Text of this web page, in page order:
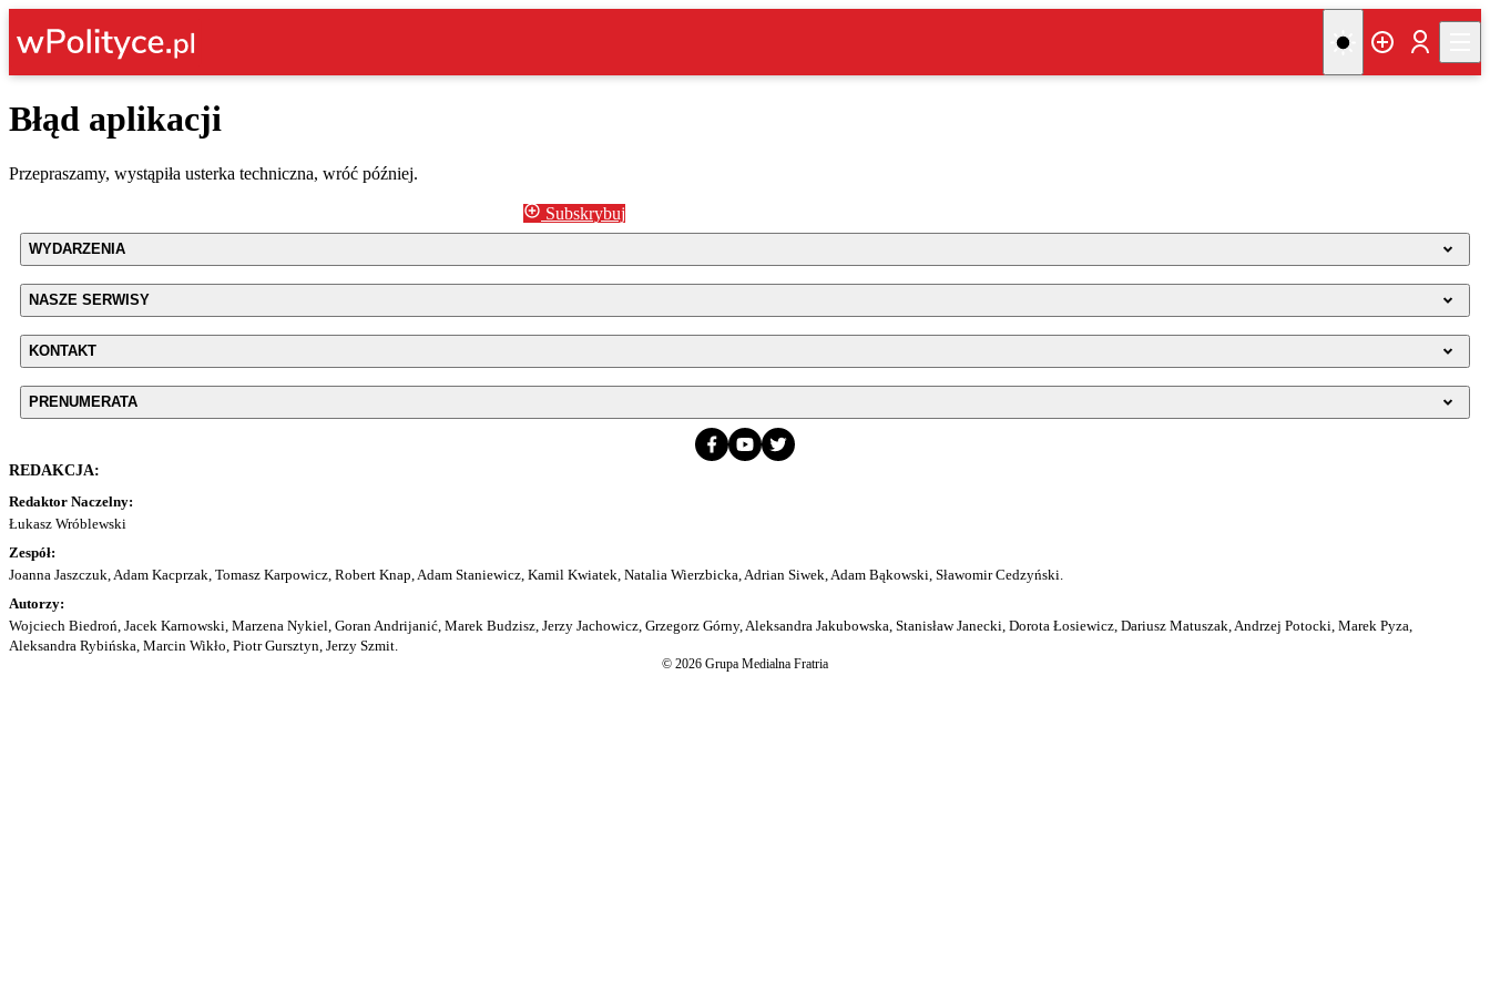
Błąd aplikacji
Przepraszamy, wystąpiła usterka techniczna, wróć później.
Subskrybuj
WYDARZENIA
NASZE SERWISY
KONTAKT
PRENUMERATA
REDAKCJA:
Redaktor Naczelny:
Łukasz Wróblewski
Zespół:
Joanna Jaszczuk, Adam Kacprzak, Tomasz Karpowicz, Robert Knap, Adam Staniewicz, Kamil Kwiatek, Natalia Wierzbicka, Adrian Siwek, Adam Bąkowski, Sławomir Cedzyński.
Autorzy:
Wojciech Biedroń, Jacek Karnowski, Marzena Nykiel, Goran Andrijanić, Marek Budzisz, Jerzy Jachowicz, Grzegorz Górny, Aleksandra Jakubowska, Stanisław Janecki, Dorota Łosiewicz, Dariusz Matuszak, Andrzej Potocki, Marek Pyza,
Aleksandra Rybińska, Marcin Wikło, Piotr Gursztyn, Jerzy Szmit.
© 2026 Grupa Medialna Fratria